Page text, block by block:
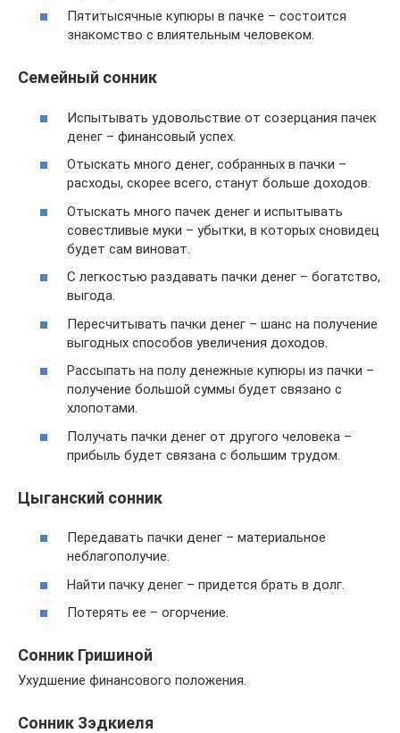
Пятитысячные купюры в пачке – состоится
знакомство с влиятельным человеком.
Семейный сонник
Испытывать удовольствие от созерцания пачек
денег – финансовый успех.
Отыскать много денег, собранных в пачки –
расходы, скорее всего, станут больше доходов.
Отыскать много пачек денег и испытывать
совестливые муки – убытки, в которых сновидец
будет сам виноват.
С легкостью раздавать пачки денег – богатство,
выгода.
Пересчитывать пачки денег – шанс на получение
выгодных способов увеличения доходов.
Рассыпать на полу денежные купюры из пачки –
получение большой суммы будет связано с
хлопотами.
Получать пачки денег от другого человека –
прибыль будет связана с большим трудом.
Цыганский сонник
Передавать пачки денег – материальное
неблагополучие.
Найти пачку денег – придется брать в долг.
Потерять ее – огорчение.
Сонник Гришиной
Ухудшение финансового положения.
Сонник Зэдкиеля